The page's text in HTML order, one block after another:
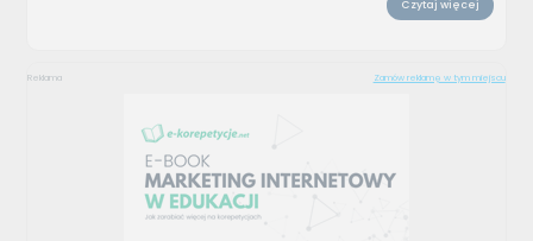
Czytaj więcej
Reklama Zamów reklamę w tym miejscu